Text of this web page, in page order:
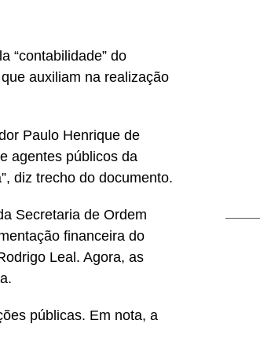
“contabilidade” do
auxiliam na realização
Paulo Henrique de
agentes públicos da
diz trecho do documento.
Secretaria de Ordem
financeira do
Leal. Agora, as
públicas. Em nota, a